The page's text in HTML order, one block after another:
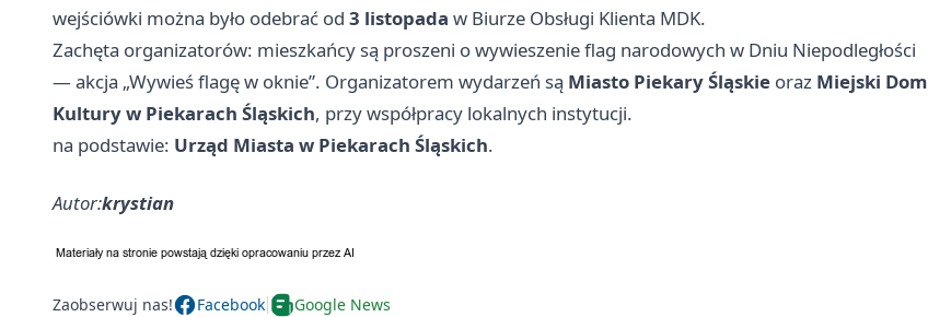
wejściówki można było odebrać od 3 listopada w Biurze Obsługi Klienta MDK.
Zachęta organizatorów: mieszkańcy są proszeni o wywieszenie flag narodowych w Dniu Niepodległości
— akcja „Wywieś flagę w oknie”. Organizatorem wydarzeń są Miasto Piekary Śląskie oraz Miejski Dom
Kultury w Piekarach Śląskich, przy współpracy lokalnych instytucji.
na podstawie: Urząd Miasta w Piekarach Śląskich.
Autor:krystian
Zaobserwuj nas! Facebook Google News